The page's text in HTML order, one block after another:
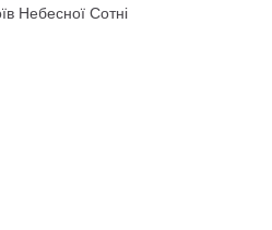
Небесної Сотні